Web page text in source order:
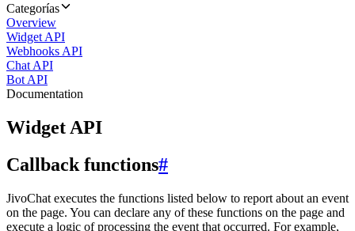
Categorías
Overview
Widget API
Webhooks API
Chat API
Bot API
Documentation
Widget API
Callback functions#
JivoChat executes the functions listed below to report about an event
on the page. You can declare any of these functions on the page and
execute a logic of processing the event that occurred. For example,